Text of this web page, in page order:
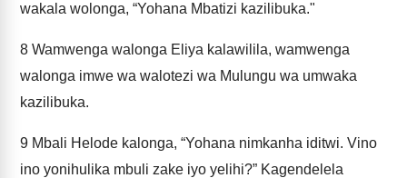
wakala wolonga, “Yohana Mbatizi kazilibuka."
8 Wamwenga walonga Eliya kalawilila, wamwenga
walonga imwe wa walotezi wa Mulungu wa umwaka
kazilibuka.
9 Mbali Helode kalonga, “Yohana nimkanha iditwi. Vino
ino yonihulika mbuli zake iyo yelihi?” Kagendelela